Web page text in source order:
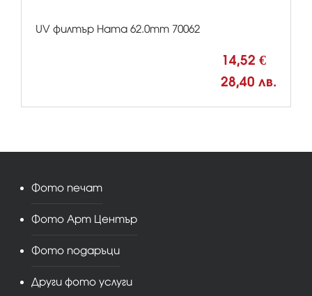
UV филтър Hama 62.0mm 70062
14,52 €
28,40 лв.
Фото печат
Фото Арт Център
Фото подаръци
Други фото услуги